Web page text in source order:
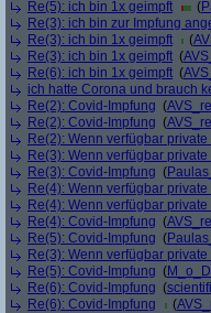
Re(5): ich bin 1x geimpft
(
Re(3): ich bin zur Impfung
Re(3): ich bin 1x geimpft
(
Re(3): ich bin 1x geimpft (
Re(6): ich bin 1x geimpft (
ich hatte Corona und brauch
Re(2): Covid-Impfung (
Re(2): Covid-Impfung (
Re(2): Wenn verfügbar
Re(3): Wenn verfügbar
Re(3): Covid-Impfung (
Re(4): Wenn verfügbar
Re(4): Wenn verfügbar
Re(4): Covid-Impfung (
Re(5): Covid-Impfung (
Re(3): Wenn verfügbar
Re(5): Covid-Impfung (M_o_D
Re(6): Covid-Impfung (
Re(6): Covid-Impfung
(